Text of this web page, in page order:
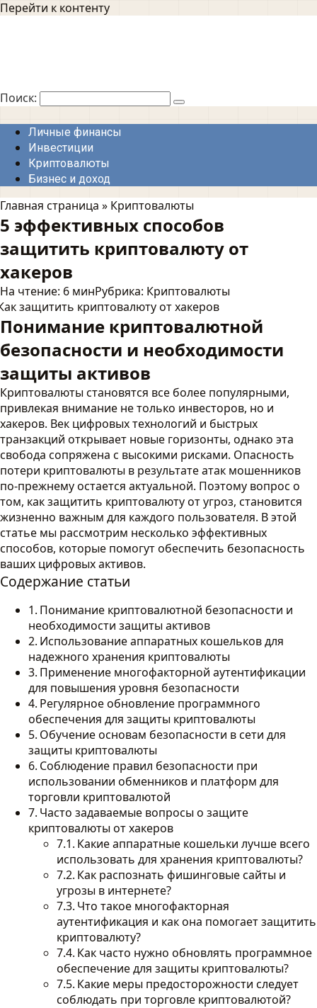
Перейти к контенту
Поиск:
Личные финансы
Инвестиции
Криптовалюты
Бизнес и доход
Главная страница » Криптовалюты
5 эффективных способов
защитить криптовалюту от
хакеров
На чтение: 6 минРубрика: Криптовалюты
Понимание криптовалютной
безопасности и необходимости
защиты активов
Криптовалюты становятся все более популярными,
привлекая внимание не только инвесторов, но и
хакеров. Век цифровых технологий и быстрых
транзакций открывает новые горизонты, однако эта
свобода сопряжена с высокими рисками. Опасность
потери криптовалюты в результате атак мошенников
по-прежнему остается актуальной. Поэтому вопрос о
том, как защитить криптовалюту от угроз, становится
жизненно важным для каждого пользователя. В этой
статье мы рассмотрим несколько эффективных
способов, которые помогут обеспечить безопасность
ваших цифровых активов.
Содержание статьи
Понимание криптовалютной безопасности и
необходимости защиты активов
Использование аппаратных кошельков для
надежного хранения криптовалюты
Применение многофакторной аутентификации
для повышения уровня безопасности
Регулярное обновление программного
обеспечения для защиты криптовалюты
Обучение основам безопасности в сети для
защиты криптовалюты
Соблюдение правил безопасности при
использовании обменников и платформ для
торговли криптовалютой
Часто задаваемые вопросы о защите
криптовалюты от хакеров
Какие аппаратные кошельки лучше всего
использовать для хранения криптовалюты?
Как распознать фишинговые сайты и
угрозы в интернете?
Что такое многофакторная
аутентификация и как она помогает защитить
криптовалюту?
Как часто нужно обновлять программное
обеспечение для защиты криптовалюты?
Какие меры предосторожности следует
соблюдать при торговле криптовалютой?